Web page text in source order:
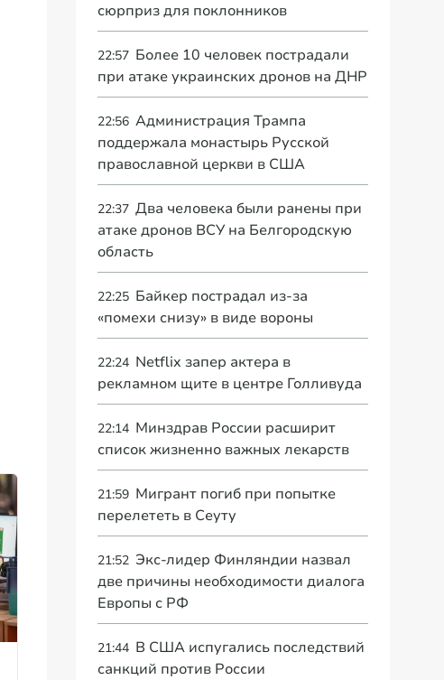
сюрприз для поклонников
22:57 Более 10 человек пострадали
при атаке украинских дронов на ДНР
22:56 Администрация Трампа
поддержала монастырь Русской
православной церкви в США
22:37 Два человека были ранены при
атаке дронов ВСУ на Белгородскую
область
22:25 Байкер пострадал из-за
«помехи снизу» в виде вороны
22:24 Netflix запер актера в
рекламном щите в центре Голливуда
22:14 Минздрав России расширит
список жизненно важных лекарств
21:59 Мигрант погиб при попытке
перелететь в Сеуту
21:52 Экс-лидер Финляндии назвал
две причины необходимости диалога
Европы с РФ
21:44 В США испугались последствий
санкций против России